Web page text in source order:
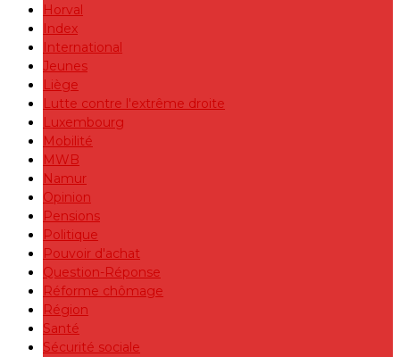
Horval
Index
International
Jeunes
Liège
Lutte contre l'extrême droite
Luxembourg
Mobilité
MWB
Namur
Opinion
Pensions
Politique
Pouvoir d'achat
Question-Réponse
Réforme chômage
Région
Santé
Sécurité sociale